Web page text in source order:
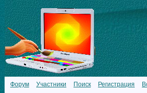
Форум Участники Поиск Регистрация